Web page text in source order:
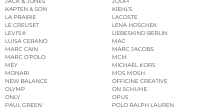
KAPTEN & SON
KIEHL’S
LA PRAIRIE
LACOSTE
LE CREUSET
LENA HOSCHEK
LEVI’S®
LIEBESKIND BERLIN
LUISA CERANO
MAC
MARC CAIN
MARC JACOBS
MARC O’POLO
MCM
MEY
MICHAEL KORS
MONARI
MOS MOSH
NEW BALANCE
OFFICINE CREATIVE
OLYMP
ON SCHUHE
ONLY
OPUS
PAUL GREEN
POLO RALPH LAUREN